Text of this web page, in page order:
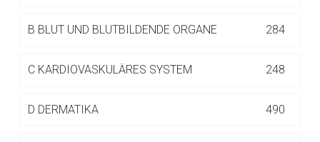
B BLUT UND BLUTBILDENDE ORGANE 284
C KARDIOVASKULÄRES SYSTEM 248
D DERMATIKA 490
Seite. Für die Inhalte der externen Web-Seite ist deren
Datenschutzbestimmungen.
Zur Seite